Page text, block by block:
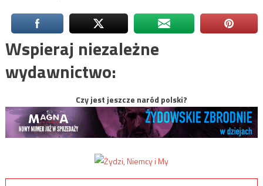
Wspieraj niezależne
wydawnictwo:
Czy jest jeszcze naród polski?